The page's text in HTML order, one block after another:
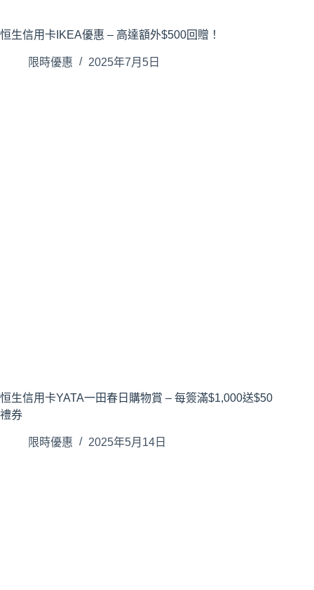
恒生信用卡IKEA優惠 – 高達額外$500回贈！
限時優惠 2025年7月5日
恒生信用卡YATA一田春日購物賞 – 每簽滿$1,000送$50
禮券
限時優惠 2025年5月14日